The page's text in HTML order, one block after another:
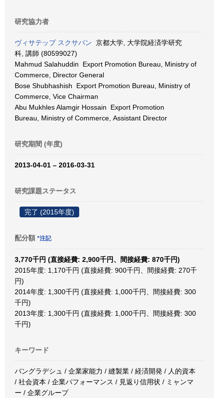
研究協力者
ヴィサテップ スクサバン 京都大学, 大学院経済学研究
科, 講師 (80599027)
Mahmud Salahuddin Export Promotion Bureau, Ministry of
Commerce, Director General
Bose Shubhashish Export Promotion Bureau, Ministry of
Commerce, Vice Chairman
Abu Mukhles Alamgir Hossain Export Promotion
Bureau, Ministry of Commerce, Assistant Director
研究期間 (年度)
2013-04-01 – 2016-03-31
研究課題ステータス
完了 (2015年度)
配分額 *注記
3,770千円 (直接経費: 2,900千円、間接経費: 870千円)
2015年度: 1,170千円 (直接経費: 900千円、間接経費: 270千
円)
2014年度: 1,300千円 (直接経費: 1,000千円、間接経費: 300
千円)
2013年度: 1,300千円 (直接経費: 1,000千円、間接経費: 300
千円)
キーワード
バングラデシュ / 企業家能力 / 縫製業 / 経済開発 / 人的資本
/ 社会資本 / 企業パフォーマンス / 見返り信用状 / ミャンマ
ー / 企業グループ